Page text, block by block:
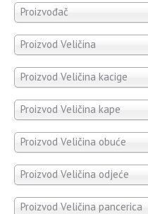
Proizvođač
Proizvod Veličina
Proizvod Veličina kacige
Proizvod Veličina kape
Proizvod Veličina obuće
Proizvod Veličina odjeće
Proizvod Veličina pancerica